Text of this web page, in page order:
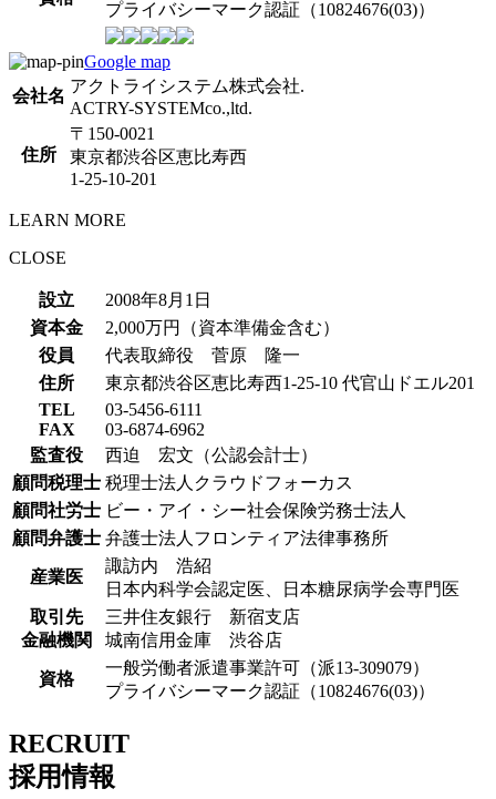
プライバシーマーク認証（10824676(03)）
Google map
会社名
アクトライシステム株式会社.
ACTRY-SYSTEMco.,ltd.
住所
〒150-0021
東京都渋谷区恵比寿西
1-25-10-201
LEARN MORE
CLOSE
設立
2008年8月1日
資本金
2,000万円（資本準備金含む）
役員
代表取締役 菅原 隆一
住所
東京都渋谷区恵比寿西1-25-10 代官山ドエル201
TEL
FAX
03-5456-6111
03-6874-6962
監査役
西迫 宏文（公認会計士）
顧問税理士 税理士法人クラウドフォーカス
顧問社労士 ビー・アイ・シー社会保険労務士法人
顧問弁護士 弁護士法人フロンティア法律事務所
産業医
諏訪内 浩紹
日本内科学会認定医、日本糖尿病学会専門医
取引先
金融機関
三井住友銀行 新宿支店
城南信用金庫 渋谷店
資格
一般労働者派遣事業許可（派13-309079）
プライバシーマーク認証（10824676(03)）
RECRUIT
採用情報